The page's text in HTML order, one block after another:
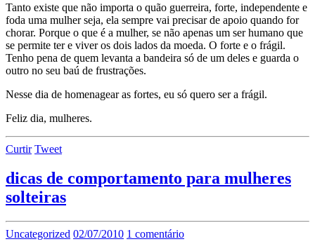
Tanto existe que não importa o quão guerreira, forte, independente e
foda uma mulher seja, ela sempre vai precisar de apoio quando for
chorar. Porque o que é a mulher, se não apenas um ser humano que
se permite ter e viver os dois lados da moeda. O forte e o frágil.
Tenho pena de quem levanta a bandeira só de um deles e guarda o
outro no seu baú de frustrações.
Nesse dia de homenagear as fortes, eu só quero ser a frágil.
Feliz dia, mulheres.
Curtir Tweet
dicas de comportamento para mulheres
solteiras
Uncategorized 02/07/2010 1 comentário